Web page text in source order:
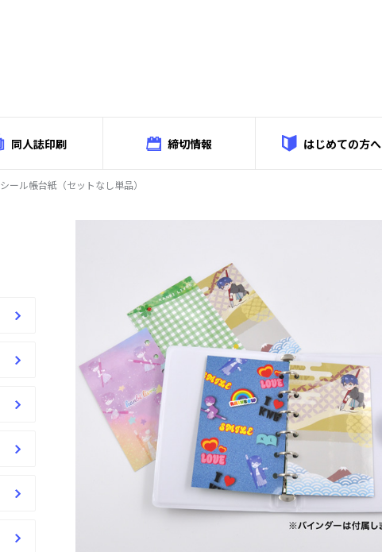
同人誌印刷 締切情報 はじめての方へ
シール帳台紙（セットなし単品）